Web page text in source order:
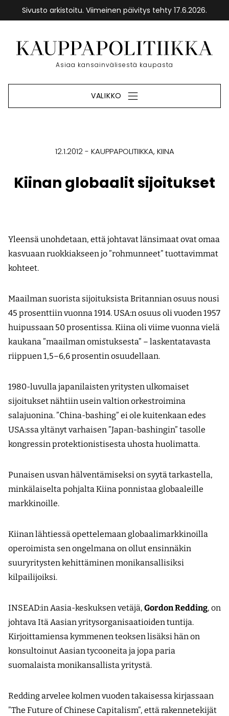
Sivusto arkistoitu. Viimeinen päivitys tehty 17.6.2026.
sisältöön
Etusivu
Asiaa kansainvälisestä kaupasta
VALIKKO
12.1.2012 KAUPPAPOLITIIKKA KIINA
Kiinan globaalit sijoitukset
Yleensä unohdetaan, että johtavat länsimaat ovat omaa
kasvuaan ruokkiakseen jo ”rohmunneet” tuottavimmat
kohteet.
Maailman suorista sijoituksista Britannian osuus nousi
45 prosenttiin vuonna 1914. USA:n osuus oli vuoden 1957
huipussaan 50 prosentissa. Kiina oli viime vuonna vielä
kaukana ”maailman omistuksesta” – laskentatavasta
riippuen 1,5–6,6 prosentin osuudellaan.
1980-luvulla japanilaisten yritysten ulkomaiset
sijoitukset nähtiin usein valtion orkestroimina
salajuonina. ”China-bashing” ei ole kuitenkaan edes
USA:ssa yltänyt varhaisen ”Japan-bashingin” tasolle
kongressin protektionistisesta uhosta huolimatta.
Punaisen usvan hälventämiseksi on syytä tarkastella,
minkälaiselta pohjalta Kiina ponnistaa globaaleille
markkinoille.
Kiinan lähtiessä opettelemaan globaalimarkkinoilla
operoimista sen ongelmana on ollut ensinnäkin
suuryritysten kehittäminen monikansallisiksi
kilpailijoiksi.
INSEAD:in Aasia-keskuksen vetäjä, Gordon Redding, on
johtava Itä Aasian yritysorganisaatioiden tuntija.
Kirjoittamiensa kymmenen teoksen lisäksi hän on
konsultoinut Aasian tycooneita ja jopa paria
suomalaista monikansallista yritystä.
Redding arvelee kolmen vuoden takaisessa kirjassaan
”The Future of Chinese Capitalism”, että rakennetekijät